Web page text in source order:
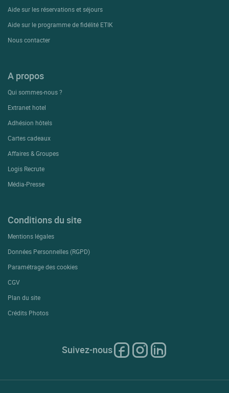
Aide sur les réservations et séjours
Aide sur le programme de fidélité ETIK
Nous contacter
A propos
Qui sommes-nous ?
Extranet hotel
Adhésion hôtels
Cartes cadeaux
Affaires & Groupes
Logis Recrute
Média-Presse
Conditions du site
Mentions légales
Données Personnelles (RGPD)
Paramétrage des cookies
CGV
Plan du site
Crédits Photos
Suivez-nous